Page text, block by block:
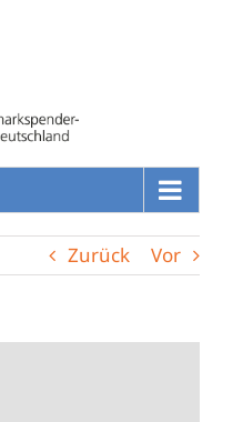
Zurück Vor